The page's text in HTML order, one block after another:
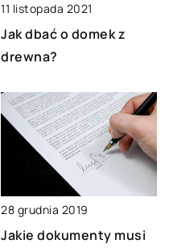
11 listopada 2021
Jak dbać o domek z
drewna?
28 grudnia 2019
Jakie dokumenty musi